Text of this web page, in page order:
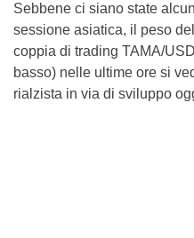
Sebbene ci siano state
sessione asiatica, il peso
coppia di trading TAMA/
basso) nelle ultime ore si
rialzista in via di sviluppo